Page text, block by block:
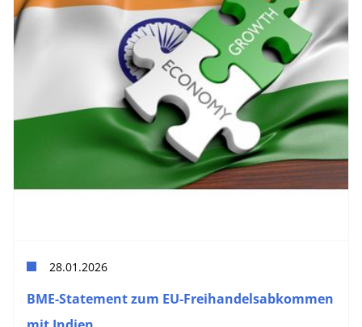
28.01.2026
BME-Statement zum EU-Freihandelsabkommen